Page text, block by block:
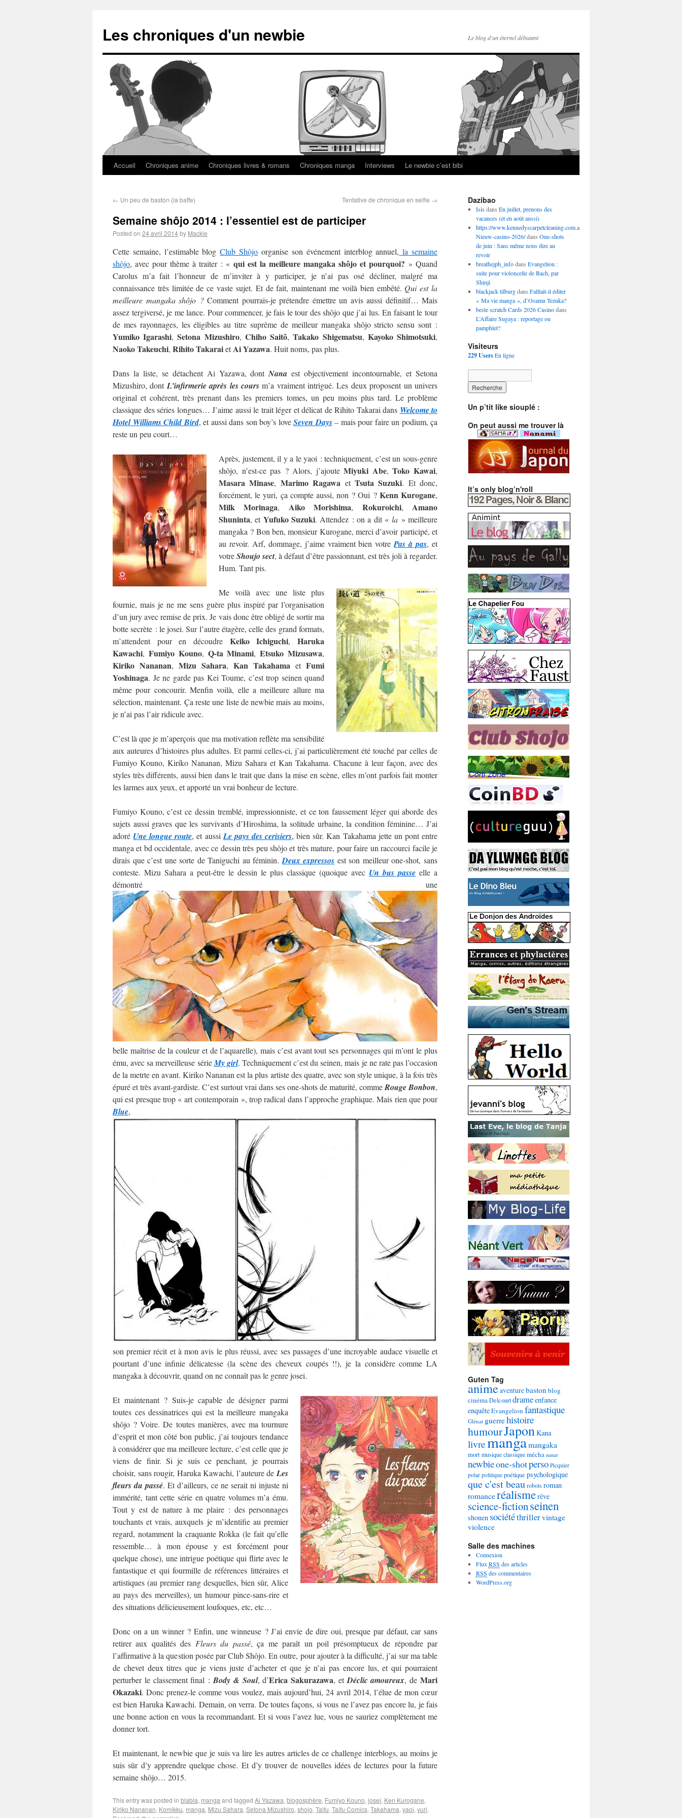
Les chroniques d'un newbie Le blog d'un éternel débutant
Accueil Chroniques anime Chroniques livres & romans Chroniques manga Interviews Le newbie c’est bibi
← Un peu de baston (la baffe) Tentative de chronique en selfie →
Semaine shôjo 2014 : l’essentiel est de participer
Posted on 24 avril 2014by Mackie
Cette semaine, l’estimable blogClub Shôjo organise son événement interblog annuel, la semaine
shôjo, avec pour thème à traiter : « qui est la meilleure mangaka shôjo et pourquoi? » Quand
Carolus m’a fait l’honneur de m’inviter à y participer, je n’ai pas osé décliner, malgré ma
connaissance très limitée de ce vaste sujet. Et de fait, maintenant me voilà bien embêté. Qui est la
meilleure mangaka shôjo ?Comment pourrais-je prétendre émettre un avis aussi définitif… Mais
assez tergiversé, je me lance. Pour commencer, je fais le tour des shôjo que j’ai lus. En faisant le tour
de mes rayonnages, les éligibles au titre suprême de meilleur mangaka shôjo stricto sensu sont :
Yumiko Igarashi,Setona Mizushiro, Chiho Saitô,Takako Shigematsu, Kayoko Shimotsuki,
NaokoTakeuchi, Rihito TakaraietAiYazawa. Huit noms, pas plus.
Dans la liste, se détachent Ai Yazawa, dontNana est objectivement incontournable, et Setona
Mizushiro, dont L’infirmerie après les coursm’a vraiment intrigué. Les deux proposent un univers
original et cohérent, très prenant dans les premiers tomes, un peu moins plus tard. Le problème
classique des séries longues… J’aime aussi le trait léger et délicat de Rihito Takarai dans Welcome to
Hotel Williams Child Bird, et aussi dans son boy’s loveSeven Days– mais pour faire un podium, ça
reste un peu court…
Après, justement, il y a le yaoi : techniquement, c’est un sous-genre
shôjo, n’est-ce pas ? Alors, j’ajouteMiyuki Abe,Toko Kawai,
Masara Minase, Marimo Ragawa et Tsuta Suzuki. Et donc,
forcément, le yuri, ça compte aussi, non ? Oui ? Kenn Kurogane,
Milk Morinaga, Aiko Morishima, Rokuroichi, Amano
Shuninta, et Yufuko Suzuki. Attendez : on a dit «la » meilleure
mangaka ? Bon ben, monsieur Kurogane, merci d’avoir participé, et
au revoir. Arf, dommage, j’aime vraiment bien votrePas à pas, et
votreShoujo sect, à défaut d’être passionnant, est très joli à regarder.
Hum. Tant pis.
Me voilà avec une liste plus
fournie, mais je ne me sens guère plus inspiré par l’organisation
d’un jury avec remise de prix. Je vais donc être obligé de sortir ma
botte secrète : le josei. Sur l’autre étagère, celle des grand formats,
m’attendent pour en découdre Keiko Ichiguchi,Haruka
Kawachi, Fumiyo Kouno, Q-ta Minami,Etsuko Mizusawa,
Kiriko Nananan, Mizu Sahara, Kan Takahama et Fumi
Yoshinaga. Je ne garde pas Kei Toume, c’est trop seinen quand
même pour concourir. Menfin voilà, elle a meilleure allure ma
sélection, maintenant. Ça reste une liste de newbie mais au moins,
je n’ai pas l’air ridicule avec.
C’est là que je m’aperçois que ma motivation reflète ma sensibilité
aux auteures d’histoires plus adultes. Et parmi celles-ci, j’ai particulièrement été touché par celles de
Fumiyo Kouno, Kiriko Nananan, Mizu Sahara et Kan Takahama. Chacune à leur façon, avec des
styles très différents, aussi bien dans le trait que dans la mise en scène, elles m’ont parfois fait monter
les larmes aux yeux, et apporté un vrai bonheur de lecture.
Fumiyo Kouno, c’est ce dessin tremblé, impressionniste, et ce ton faussement léger qui aborde des
sujets aussi graves que les survivants d’Hiroshima, la solitude urbaine, la condition féminine… J’ai
adoré Une longue route, et aussi Le pays des cerisiers, bien sûr. Kan Takahama jette un pont entre
manga et bd occidentale, avec ce dessin très peu shôjo et très mature, pour faire un raccourci facile je
dirais que c’est une sorte de Taniguchi au féminin. Deux expressos est son meilleur one-shot, sans
conteste. Mizu Sahara a peut-être le dessin le plus classique (quoique avec Un bus passe elle a
démontré une
belle maîtrise de la couleur et de l’aquarelle), mais c’est avant tout ses personnages qui m’ont le plus
ému, avec sa merveilleuse sérieMy girl. Techniquement c’est du seinen, mais je ne rate pas l’occasion
de la metrte en avant. Kiriko Nananan est la plus artiste des quatre, avec son style unique, à la fois très
épuré et très avant-gardiste. C’est surtout vrai dans ses one-shots de maturité, commeRouge Bonbon,
qui est presque trop « art contemporain », trop radical dans l’approche graphique. Mais rien que pour
Blue,
son premier récit et à mon avis le plus réussi, avec ses passages d’une incroyable audace visuelle et
pourtant d’une infinie délicatesse (la scène des cheveux coupés !!), je la considère comme LA
mangaka à découvrir, quand on ne connaît pas le genre josei.
Et maintenant ? Suis-je capable de désigner parmi
toutes ces dessinatrices qui est la meilleure mangaka
shôjo ? Voire. De toutes manières, avec ma tournure
d’esprit et mon côté bon public, j’ai toujours tendance
à considérer que ma meilleure lecture, c’est celle que je
viens de finir. Si je suis ce penchant, je pourrais
choisir, sans rougir, Haruka Kawachi, l’auteure deLes
fleurs du passé. Et d’ailleurs, ce ne serait ni injuste ni
immérité, tant cette série en quatre volumes m’a ému.
Tout y est de nature à me plaire : des personnages
touchants et vrais, auxquels je m’identifie au premier
regard, notamment la craquante Rokka (le fait qu’elle
ressemble… à mon épouse y est forcément pour
quelque chose), une intrigue poétique qui flirte avec le
fantastique et qui fourmille de références littéraires et
artistiques (au premier rang desquelles, bien sûr, Alice
au pays des merveilles), un humour pince-sans-rire et
des situations délicieusement loufoques, etc, etc…
Donc on a un winner ? Enfin, une winneuse ? J’ai envie de dire oui, presque par défaut, car sans
retirer aux qualités des Fleurs du passé, ça me paraît un poil présomptueux de répondre par
l’affirmative à la question posée par Club Shôjo. En outre, pour ajouter à la difficulté, j’ai sur ma table
de chevet deux titres que je viens juste d’acheter et que je n’ai pas encore lus, et qui pourraient
perturber le classement final :Body & Soul, d’Erica Sakurazawa, etDéclic amoureux, deMari
Okazaki. Donc prenez-le comme vous voulez, mais aujourd’hui, 24 avril 2014, l’élue de mon cœur
est bien Haruka Kawachi. Demain, on verra. De toutes façons, si vous ne l’avez pas encore lu, je fais
une bonne action en vous la recommandant. Et si vous l’avez lue, vous ne sauriez complètement me
donner tort.
Et maintenant, le newbie que je suis va lire les autres articles de ce challenge interblogs, au moins je
suis sûr d’y apprendre quelque chose. Et d’y trouver de nouvelles idées de lectures pour la future
semaine shôjo… 2015.
This entry was posted in blabla, manga and tagged Ai Yazawa, blogosphère, Fumiyo Kouno, josei, Ken Kurogane,
Kiriko Nananan, Komikku, manga, Mizu Sahara, Setona Mizushiro, shojo, Taifu, Taifu Comics, Takahama, yaoi, yuri.
Dazibao
Isisdans En juillet, prenons des
vacances (et en août aussi)
https://www.kennedyscarpetcleaning.com.au/betrouwbaarste-
Nieuw-casino-2026/dans One-shots
de juin : Sans même nous dire au
revoir
breathejph_infodans Evangelion :
suite pour violoncelle de Bach, par
Shinji
blackjack tilburgdans Falllait-il éditer
« Ma vie manga », d’Osamu Tezuka?
beste scratch Cards 2026 Casinodans
L’Affaire Sugaya : reportage ou
pamphlet?
Visiteurs
229 UsersEn ligne
Un p’tit like siouplé :
On peut aussi me trouver là
It’s only blog’n'roll
Guten Tag
animeaventurebaston blog
cinémaDelcourtdrameenfance
enquêteEvangelion fantastique
Glénat guerrehistoire
humourJapon Kana
livremangamangaka
mortmusique classiquemécha nanar
newbieone-shotperso Picquier
polar politique poétique psychologique
que c'est beaurobotsroman
romanceréalismerêve
science-fictionseinen
shonen sociététhrillervintage
violence
Salle des machines
Connexion
Flux RSS des articles
RSS des commentaires
WordPress.org